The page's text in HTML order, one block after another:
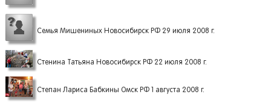
Семья Мишениных Новосибирск РФ 29 июля 2008 г.
Стенина Татьяна Новосибирск РФ 22 июля 2008 г.
Степан Лариса Бабкины Омск РФ 1 августа 2008 г.